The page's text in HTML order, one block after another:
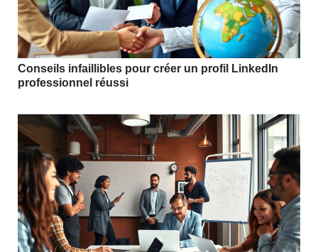
Conseils infaillibles pour créer un profil LinkedIn
professionnel réussi